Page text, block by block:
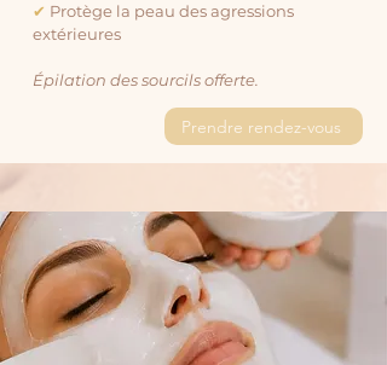
✔ Protège la peau des agressions
extérieures
Épilation des sourcils offerte.​
Prendre rendez-vous